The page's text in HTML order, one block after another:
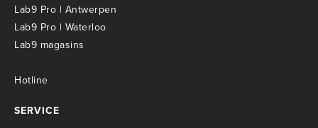
Lab9 Pro | Antwerpen
Lab9 Pro | Waterloo
Lab9 magasins
Hotline
SERVICE